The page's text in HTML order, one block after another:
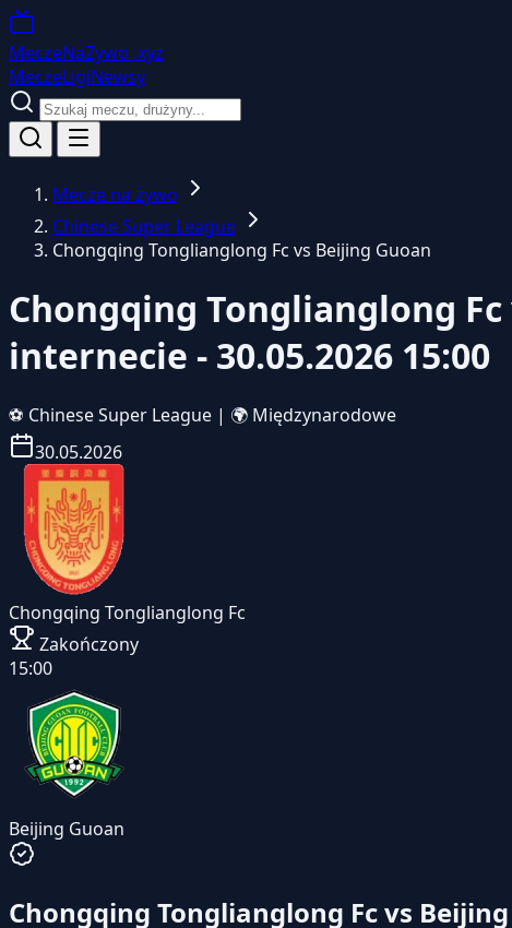
MeczeNaZywo .xyz
MeczeLigiNewsy
Mecze na żywo
Chinese Super League
Chongqing Tonglianglong Fc vs Beijing Guoan
Chongqing Tonglianglong
internecie - 30.05.2026 15:00
⚽ Chinese Super League | 🌍 Międzynarodowe
30.05.2026
Chongqing Tonglianglong Fc
Zakończony
15:00
Beijing Guoan
Chongqing Tonglianglong Fc vs